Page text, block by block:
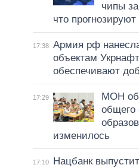
чипы
что
17:38 Армия рф
объектам
обеспечивают
17:29
МОН
общего
изменилось
17:10
Нацбанк